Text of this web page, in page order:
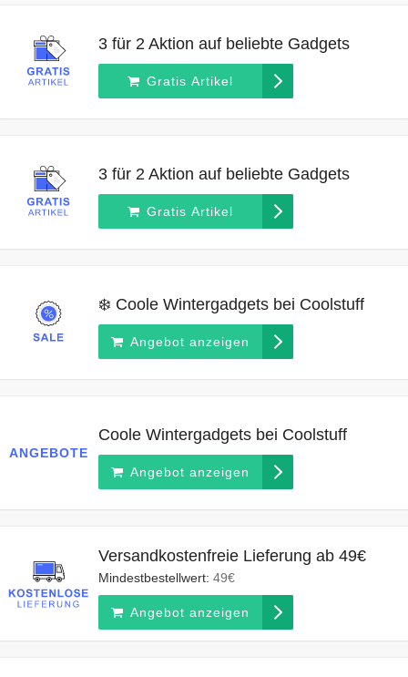
3 für 2 Aktion auf beliebte Gadgets
Gratis Artikel
3 für 2 Aktion auf beliebte Gadgets
Gratis Artikel
❄️ Coole Wintergadgets bei Coolstuff
Angebot anzeigen
ANGEBOTE
Coole Wintergadgets bei Coolstuff
Angebot anzeigen
Versandkostenfreie Lieferung ab 49€
Mindestbestellwert: 49€
Angebot anzeigen